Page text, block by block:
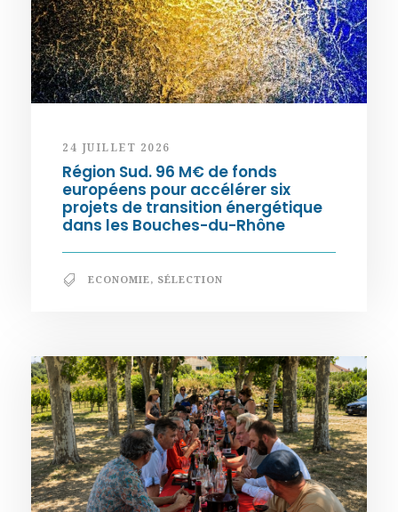
24 JUILLET 2026
Région Sud. 96 M€ de fonds
européens pour accélérer six
projets de transition énergétique
dans les Bouches-du-Rhône
ECONOMIE, SÉLECTION